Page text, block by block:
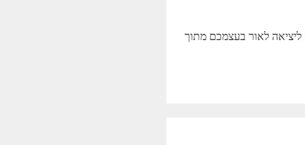
במתנה הדרכה ראשונה ליציאה לאור בעצמכם מתוך